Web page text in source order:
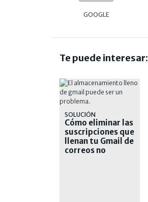
GOOGLE
Te puede interesar:
SOLUCIÓN
Cómo eliminar las
suscripciones que
llenan tu Gmail de
correos no